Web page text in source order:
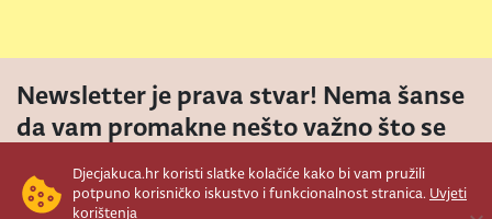
Newsletter je prava stvar! Nema šanse
da vam promakne nešto važno što se
Šaljemo pozive na programe, najvažnije
Djecjakuca.hr koristi slatke kolačiće kako bi vam pružili
potpuno korisničko iskustvo i funkcionalnost stranica. Uvjeti
korištenja